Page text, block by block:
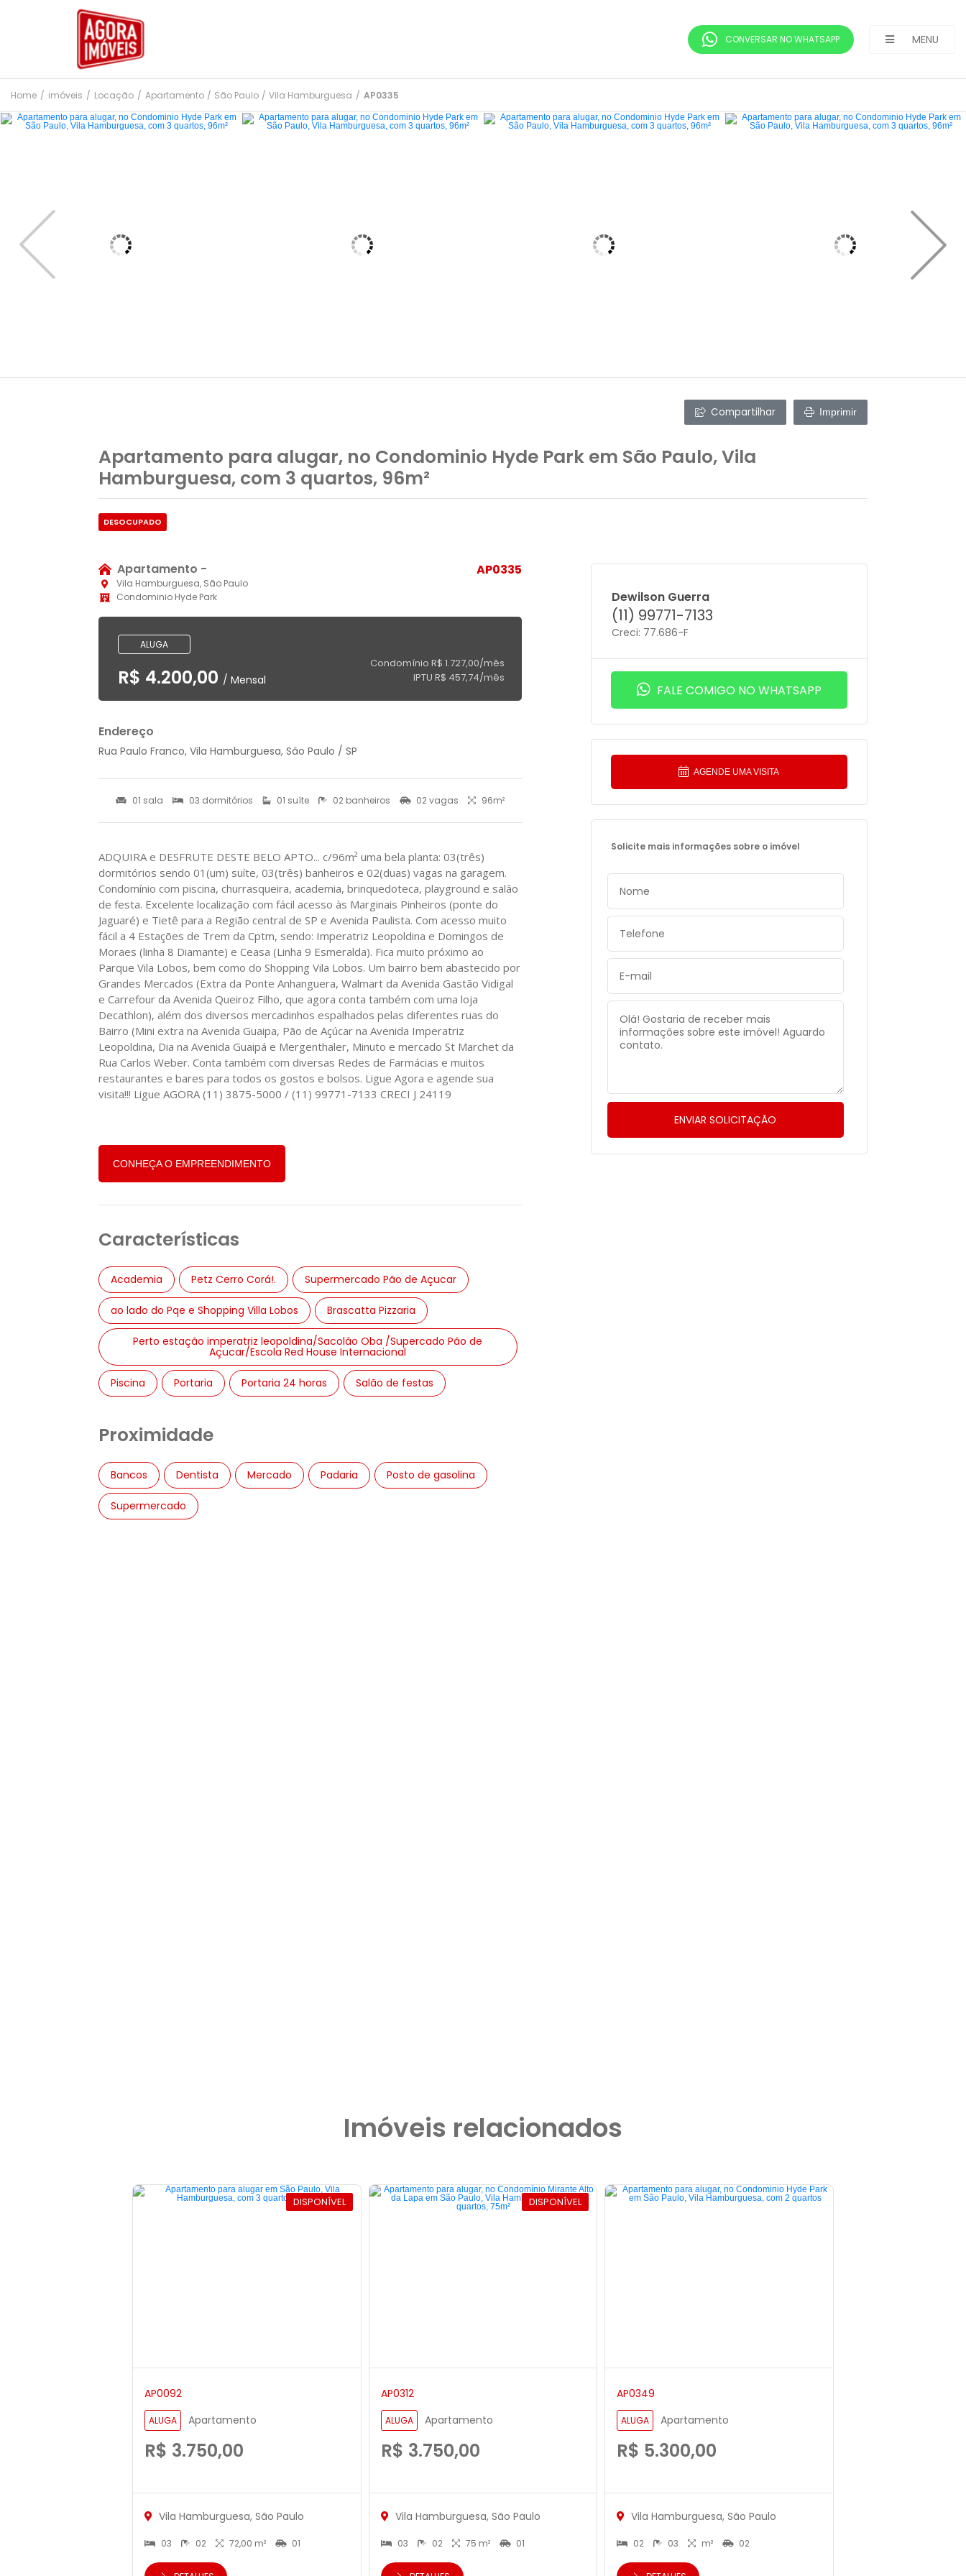
CONVERSAR NO WHATSAPP MENU
Home / imóveis / Locação / Apartamento / São Paulo / Vila Hamburguesa / AP0335
Compartilhar Imprimir
Apartamento para alugar, no Condominio Hyde Park em São Paulo, Vila
Hamburguesa, com 3 quartos, 96m²
DESOCUPADO
AP0335
Apartamento -
Vila Hamburguesa, São Paulo
Condominio Hyde Park
ALUGA
R$ 4.200,00 / Mensal
Condomínio R$ 1.727,00/mês
IPTU R$ 457,74/mês
Endereço
Rua Paulo Franco, Vila Hamburguesa, São Paulo / SP
01 sala 03 dormitórios 01 suíte 02 banheiros 02 vagas 96m²
ADQUIRA e DESFRUTE DESTE BELO APTO... c/96m² uma bela planta: 03(três)
dormitórios sendo 01(um) suíte, 03(três) banheiros e 02(duas) vagas na garagem.
Condomínio com piscina, churrasqueira, academia, brinquedoteca, playground e salão
de festa. Excelente localização com fácil acesso às Marginais Pinheiros (ponte do
Jaguaré) e Tietê para a Região central de SP e Avenida Paulista. Com acesso muito
fácil a 4 Estações de Trem da Cptm, sendo: Imperatriz Leopoldina e Domingos de
Moraes (linha 8 Diamante) e Ceasa (Linha 9 Esmeralda). Fica muito próximo ao
Parque Vila Lobos, bem como do Shopping Vila Lobos. Um bairro bem abastecido por
Grandes Mercados (Extra da Ponte Anhanguera, Walmart da Avenida Gastão Vidigal
e Carrefour da Avenida Queiroz Filho, que agora conta também com uma loja
Decathlon), além dos diversos mercadinhos espalhados pelas diferentes ruas do
Bairro (Mini extra na Avenida Guaipa, Pão de Açúcar na Avenida Imperatriz
Leopoldina, Dia na Avenida Guaipá e Mergenthaler, Minuto e mercado St Marchet da
Rua Carlos Weber. Conta também com diversas Redes de Farmácias e muitos
restaurantes e bares para todos os gostos e bolsos. Ligue Agora e agende sua
visita!!! Ligue AGORA (11) 3875-5000 / (11) 99771-7133 CRECI J 24119
CONHEÇA O EMPREENDIMENTO
Características
Academia Petz Cerro Corá!. Supermercado Pão de Açucar
ao lado do Pqe e Shopping Villa Lobos Brascatta Pizzaria
Perto estação imperatriz leopoldina/Sacolão Oba /Supercado Pão de
Açucar/Escola Red House Internacional
Piscina Portaria Portaria 24 horas Salão de festas
Proximidade
Bancos Dentista Mercado Padaria Posto de gasolina
Supermercado
Dewilson Guerra
(11) 99771-7133
Creci: 77.686-F
FALE COMIGO NO WHATSAPP
AGENDE UMA VISITA
Solicite mais informações sobre o imóvel
Imóveis relacionados
DISPONÍVEL
AP0092
ALUGA Apartamento
R$ 3.750,00
Vila Hamburguesa, São Paulo
03 02 72,00 m² 01
DISPONÍVEL
AP0312
ALUGA Apartamento
R$ 3.750,00
Vila Hamburguesa, São Paulo
03 02 75 m² 01
AP0349
ALUGA Apartamento
R$ 5.300,00
Vila Hamburguesa, São Paulo
02 03 m² 02